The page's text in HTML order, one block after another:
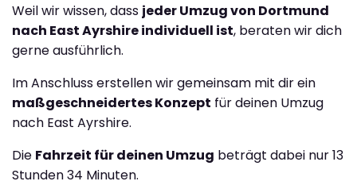
Weil wir wissen, dass jeder Umzug von Dortmund
nach East Ayrshire individuell ist, beraten wir dich
gerne ausführlich.
Im Anschluss erstellen wir gemeinsam mit dir ein
maßgeschneidertes Konzept für deinen Umzug
nach East Ayrshire.
Die Fahrzeit für deinen Umzug beträgt dabei nur 13
Stunden 34 Minuten.